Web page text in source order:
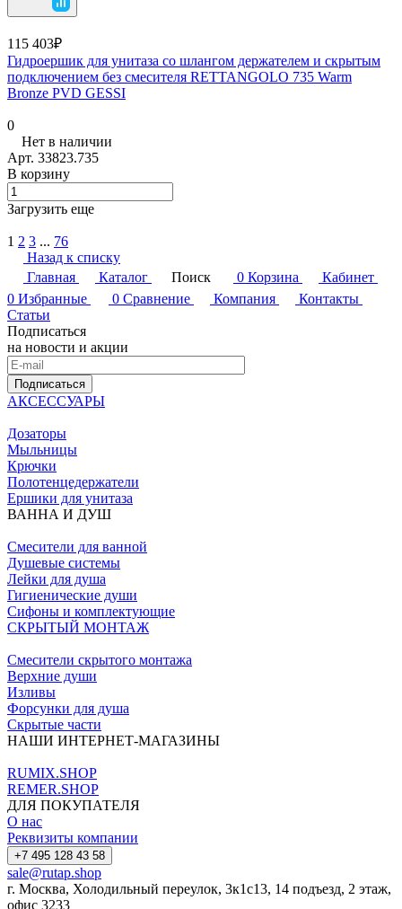
115 403₽
Гидроершик для унитаза со шлангом держателем и скрытым
подключением без смесителя RETTANGOLO 735 Warm
Bronze PVD GESSI
0
Нет в наличии
Арт. 33823.735
В корзину
Загрузить еще
1 2 3 ... 76
Назад к списку
Главная
Каталог Поиск 0 Корзина
Кабинет
0 Избранные 0 Сравнение Компания
Контакты
Статьи
Подписаться
на новости и акции
Подписаться
АКСЕССУАРЫ
Дозаторы
Мыльницы
Крючки
Полотенцедержатели
Ершики для унитаза
ВАННА И ДУШ
Смесители для ванной
Душевые системы
Лейки для душа
Гигиенические души
Сифоны и комплектующие
СКРЫТЫЙ МОНТАЖ
Смесители скрытого монтажа
Верхние души
Изливы
Форсунки для душа
Скрытые части
НАШИ ИНТЕРНЕТ-МАГАЗИНЫ
RUMIX.SHOP
REMER.SHOP
ДЛЯ ПОКУПАТЕЛЯ
О нас
Реквизиты компании
+7 495 128 43 58
sale@rutap.shop
г. Москва, Холодильный переулок, 3к1с13, 14 подъезд, 2 этаж,
офис 3233